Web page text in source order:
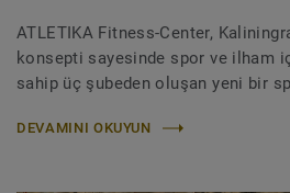
ATLETIKA Fitness-Center,
konsepti sayesinde spor ve ilham
sahip üç şubeden oluşan yeni bir
DEVAMINI OKUYUN